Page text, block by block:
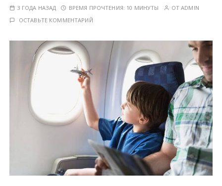
3 ГОДА НАЗАД ВРЕМЯ ПРОЧТЕНИЯ: 10 МИНУТЫ ОТADMIN
ОСТАВЬТЕ КОММЕНТАРИЙ